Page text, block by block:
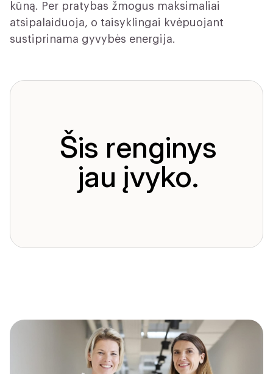
kūną. Per pratybas žmogus maksimaliai
atsipalaiduoja, o taisyklingai kvėpuojant
sustiprinama gyvybės energija.
Šis renginys
jau įvyko.